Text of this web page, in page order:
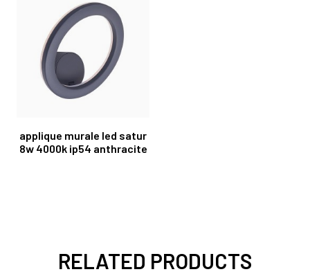
applique murale led satur
8w 4000k ip54 anthracite
RELATED PRODUCTS